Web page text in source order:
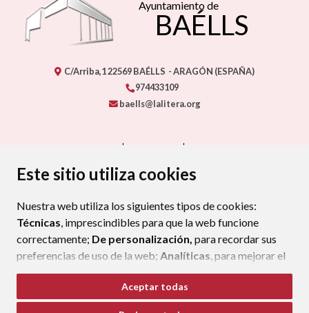
Este sitio utiliza cookies
Nuestra web utiliza los siguientes tipos de cookies:
Técnicas, imprescindibles para que la web funcione
correctamente; De personalización, para recordar sus
preferencias de uso de la web; Analíticas, para mejorar el
funcionamiento de la web y sus servicios.
Si acepta pulsando el botón“Aceptar todas”
Aceptar todas
Ayuntamiento de
BAÉLLS
C/Arriba,122569BAÉLLS - ARAGÓN (ESPAÑA)
974433109
baells@lalitera.org
PROTECCIÓN DE DATOS
POLÍTICA DE COOKIES